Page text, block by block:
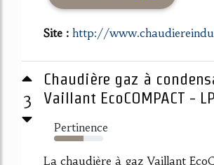
Site : http://
3
Chaudière gaz à
Vaillant EcoCOMPACT -
Pertinence
60%
La chaudière à gaz Vaillant